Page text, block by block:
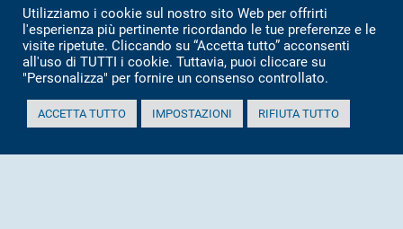
anno 2024
2.097
anno 2023
1.803
anno 2022
2.373
anno 2021
1.501
anno 2020
1.307
Utilizziamo i cookie sul nostro sito Web per offrirti
l'esperienza più pertinente ricordando le tue preferenze e le
visite ripetute. Cliccando su “Accetta tutto” acconsenti
all'uso di TUTTI i cookie. Tuttavia, puoi cliccare su
"Personalizza" per fornire un consenso controllato.
ACCETTA TUTTO IMPOSTAZIONI RIFIUTA TUTTO